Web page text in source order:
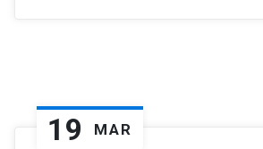
19 MAR